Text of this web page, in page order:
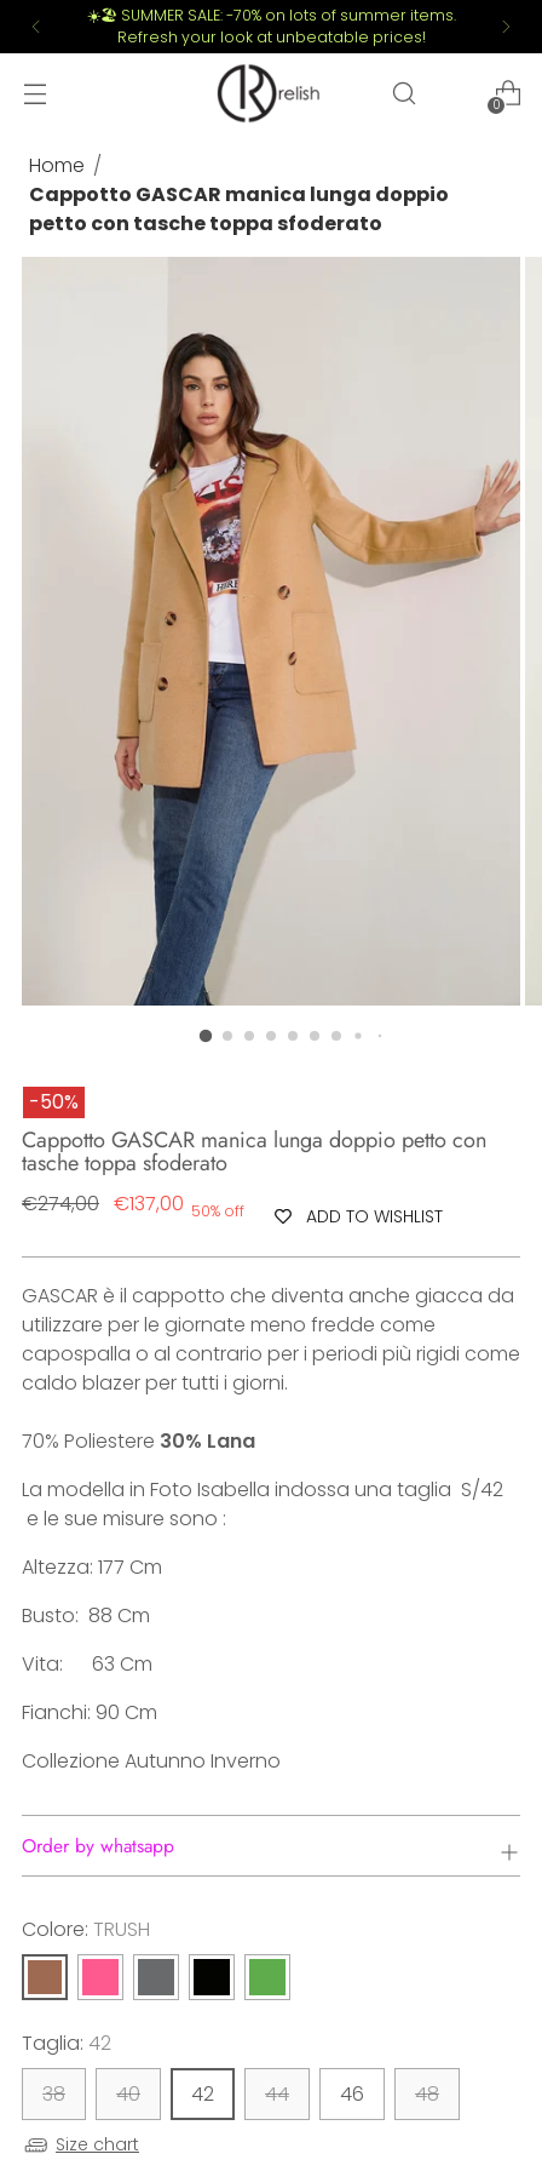
☀️🏖️ SUMMER SALE: -70% on lots of summer items.
Refresh your look at unbeatable prices!
0
Home
Cappotto GASCAR manica lunga doppio
petto con tasche toppa sfoderato
-50%
Cappotto GASCAR manica lunga doppio petto con
tasche toppa sfoderato
Regular
€274,00 €137,00 50% off ADD TO WISHLIST
GASCAR è il cappotto che diventa anche giacca da
utilizzare per le giornate meno fredde come
capospalla o al contrario per i periodi più rigidi come
caldo blazer per tutti i giorni.
70% Poliestere 30% Lana
La modella in Foto Isabella indossa una taglia S/42
e le sue misure sono :
Altezza: 177 Cm
Busto: 88 Cm
Vita: 63 Cm
Fianchi: 90 Cm
Collezione Autunno Inverno
Order by whatsapp
Colore: TRUSH
Taglia: 42
38
40 42 44 46 48
Size chart